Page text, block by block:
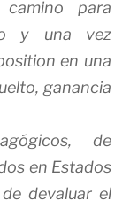
para
y una vez
en una
ganancia
de
en Estados
devaluar el